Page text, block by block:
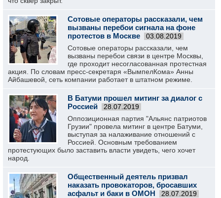
Сотовые операторы рассказали, чем
вызваны перебои сигнала на фоне
протестов в Москве
03.08.2019
Сотовые операторы рассказали, чем
вызваны перебои связи в центре Москвы,
где проходит несогласованная протестная
акция. По словам пресс-секретаря «ВымпелКома» Анны
Айбашевой, сеть компании работает в штатном режиме.
В Батуми прошел митинг за диалог с
Россией
28.07.2019
Оппозиционная партия "Альянс патриотов
Грузии" провела митинг в центре Батуми,
выступая за налаживание отношений с
Россией. Основным требованием
протестующих было заставить власти увидеть, чего хочет
народ.
Общественный деятель призвал
наказать провокаторов, бросавших
асфальт и баки в ОМОН
28.07.2019